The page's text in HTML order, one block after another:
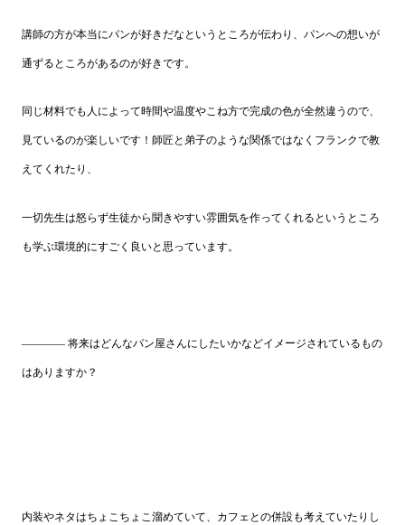
講師の方が本当にパンが好きだなというところが伝わり、パンへの想いが
通ずるところがあるのが好きです。
同じ材料でも人によって時間や温度やこね方で完成の色が全然違うので、
見ているのが楽しいです！師匠と弟子のような関係ではなくフランクで教
えてくれたり、
一切先生は怒らず生徒から聞きやすい雰囲気を作ってくれるというところ
も学ぶ環境的にすごく良いと思っています。
―――― 将来はどんなパン屋さんにしたいかなどイメージされているもの
はありますか？
内装やネタはちょこちょこ溜めていて、カフェとの併設も考えていたりし